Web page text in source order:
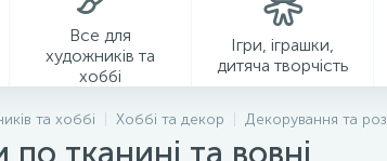
Все для
художників та
хоббі
Ігри, іграшки,
дитяча творчість
та хоббі Хоббі та декор Декорування та